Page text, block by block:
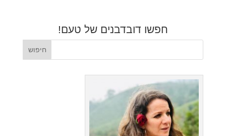
חפשו דובדבנים של טעם!